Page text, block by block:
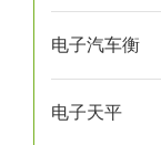
电子汽车衡
电子天平